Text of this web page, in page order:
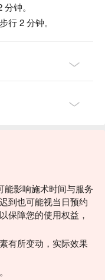
钟。
行 2 分钟。
能影响施术时间与服务
到也可能视当日预约
保障您的使用权益，
有所变动，实际效果